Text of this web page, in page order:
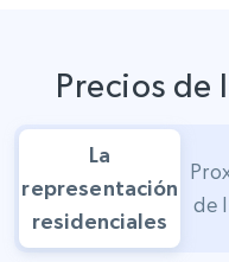
Precios de
La
representación
residenciales
de